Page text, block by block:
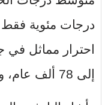
درجات مئوية فقط
إلى 78 ألف عام، وأيضا منذ 53 ألف عام.